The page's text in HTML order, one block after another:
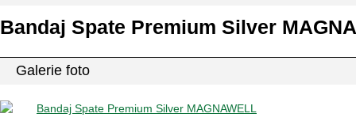
Bandaj Spate Premium Silver
Galerie foto